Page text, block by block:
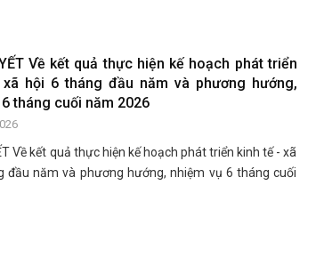
Về kết quả thực hiện kế hoạch phát triển
hội 6 tháng đầu năm và phương hướng,
tháng cuối năm 2026
tế - xã